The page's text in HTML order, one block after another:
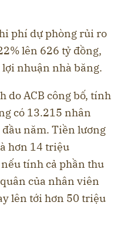
phí dự phòng rủi ro
lên 626 tỷ đồng,
nhuận nhà băng.
do ACB công bố, tính
có 13.215 nhân
năm. Tiền lương
hơn 14 triệu
tính cả phần thu
của nhân viên
lên tới hơn 50 triệu